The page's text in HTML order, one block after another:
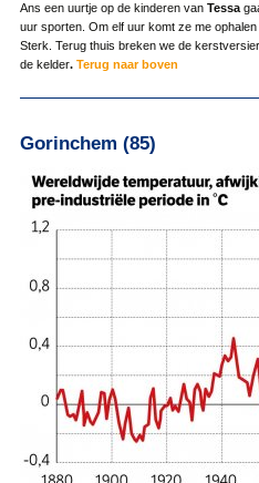
Ans een uurtje op de kinderen van Tessa
uur sporten. Om elf uur komt ze me
Sterk. Terug thuis breken we de
de kelder.Terug naar boven
Gorinchem (85)